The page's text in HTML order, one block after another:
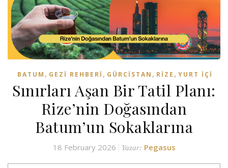
BATUM , GEZI REHBERI , GÜRCISTAN , RIZE , YURT İÇI
Sınırları Aşan Bir Tatil Planı:
Rize’nin Doğasından
Batum’un Sokaklarına
18 February 2026 Yazar: Pegasus